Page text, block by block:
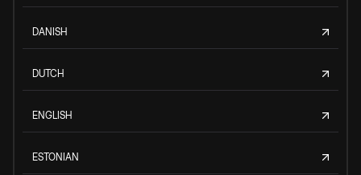
DANISH
DUTCH
ENGLISH
ESTONIAN